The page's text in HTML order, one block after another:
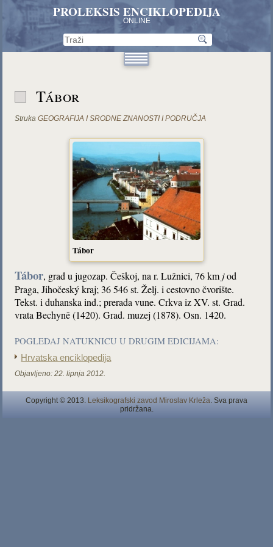
PROLEKSIS ENCIKLOPEDIJA
ONLINE
Tábor
Struka GEOGRAFIJA I SRODNE ZNANOSTI I PODRUČJA
Tábor
Tábor, grad u jugozap. Češkoj, na r. Lužnici, 76 km jod
Praga, Jihočeský kraj; 36 546 st. Želj. i cestovno čvorište.
Tekst. i duhanska ind.; prerada vune. Crkva iz XV. st. Grad.
vrata Bechyně (1420). Grad. muzej (1878). Osn. 1420.
POGLEDAJ NATUKNICU U DRUGIM EDICIJAMA:
Hrvatska enciklopedija
Objavljeno: 22. lipnja 2012.
Copyright © 2013. Leksikografski zavod Miroslav Krleža. Sva prava
pridržana.